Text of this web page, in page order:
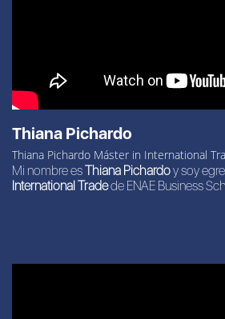
Thiana Pichardo
Thiana Pichardo Máster in International
Mi nombre esThiana Pichardoy soy
International Tradede ENAE Business